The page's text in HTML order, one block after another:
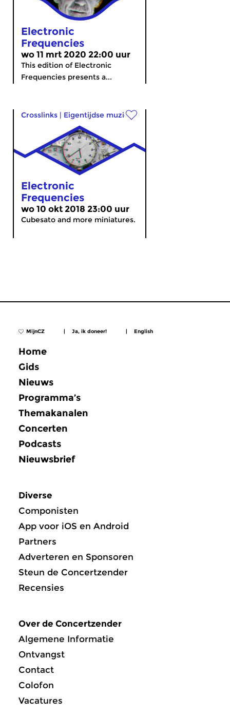
Electronic
Frequencies
wo 11 mrt 2020 22:00 uur
This edition of Electronic
Frequencies presents a...
Crosslinks | Eigentijdse muziek
Electronic
Frequencies
wo 10 okt 2018 23:00 uur
Cubesato and more miniatures.
MijnCZ | Ja, ik doneer! | English
Home
Gids
Nieuws
Programma’s
Themakanalen
Concerten
Podcasts
Nieuwsbrief
Diverse
Componisten
App voor iOS en Android
Partners
Adverteren en Sponsoren
Steun de Concertzender
Recensies
Over de Concertzender
Algemene Informatie
Ontvangst
Contact
Colofon
Vacatures